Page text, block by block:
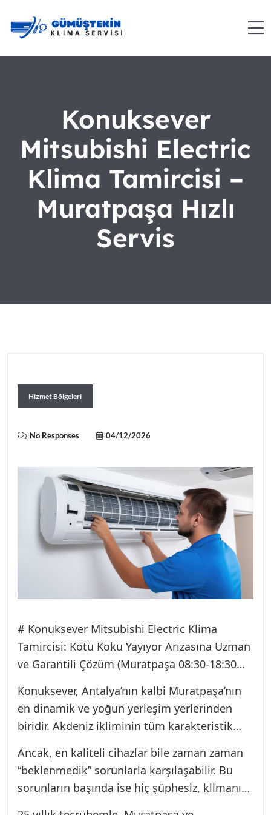
Konuksever
Mitsubishi Electric
Klima Tamircisi –
Muratpaşa Hızlı
Servis
Hizmet Bölgeleri
No Responses 04/12/2026
# Konuksever Mitsubishi Electric Klima
Tamircisi: Kötü Koku Yayıyor Arızasına Uzman
ve Garantili Çözüm (Muratpaşa 08:30-18:30
Konuksever, Antalya’nın kalbi Muratpaşa’nın
en dinamik ve yoğun yerleşim yerlerinden
biridir. Akdeniz ikliminin tüm karakteristik
nemli ve bunaltıcı geçer. Sıcaklıklar 40°C
sınırını zorlarken, yüksek nem oranı havayı
adeta ağırlaştırır. Bu şartlarda, evlerimizin ve
Ancak, en kaliteli cihazlar bile zaman zaman
“beklenmedik” sorunlarla karşılaşabilir. Bu
sorunların başında ise hiç şüphesiz, klimanın